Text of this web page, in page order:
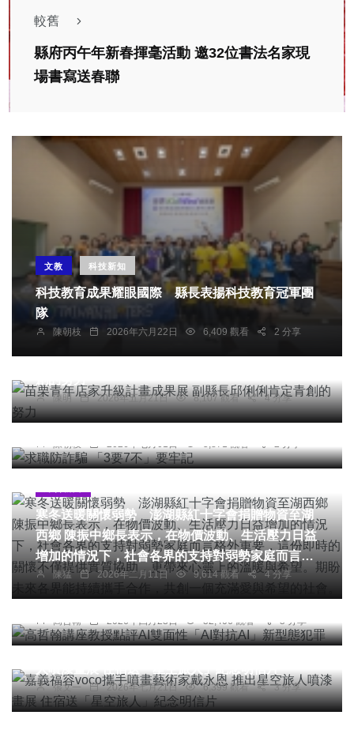
較舊
縣府丙午年新春揮毫活動 邀32位書法名家現
場書寫送春聯
文教 科技新知
科技教育成果耀眼國際 縣長表揚科技教育冠軍團
隊
陳朝枝 2026年六月22日 6,409 觀看 2 分享
社會 農業 旅遊 文教
苗栗青年店家升級計畫成果展 副縣長邱俐俐肯定青
陳明 2026年五月21日 8,107 觀看 4 分享
社會 文教
求職防詐騙 「3要7不」要牢記
陳朝枝 2026年七月01日 5,871 觀看 2 分享
寒冬送暖關懷弱勢 澎湖縣紅十字會捐贈物資至湖
西鄉 陳振中鄉長表示，在物價波動、生活壓力日益
增加的情況下，社會各界的支持對弱勢家庭而言格
外重要，這份即時的關懷不僅提供實質協助，更帶
來心靈上的溫暖與希望。期盼未來各界能持續攜手
陳猛 2026年二月11日 9,614 觀看 4 分享
專欄
高哲翰講座教授點評AI雙面性「AI對抗AI」新型態
犯罪
高哲翰 2026年四月23日 52,406 觀看 5 分享
綜合新聞 旅遊
嘉義福容voco攜手噴畫藝術家戴永恩 推出星空旅
張文一 2026年七月21日 6,399 觀看 3 分享